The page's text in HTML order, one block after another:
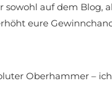
auf dem Blog,
eure
Oberhammer –